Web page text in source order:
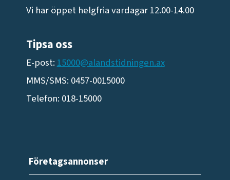
Vi har öppet helgfria vardagar 12.00-14.00
Tipsa oss
E-post: 15000@alandstidningen.ax
MMS/SMS: 0457-0015000
Telefon: 018-15000
Företagsannonser